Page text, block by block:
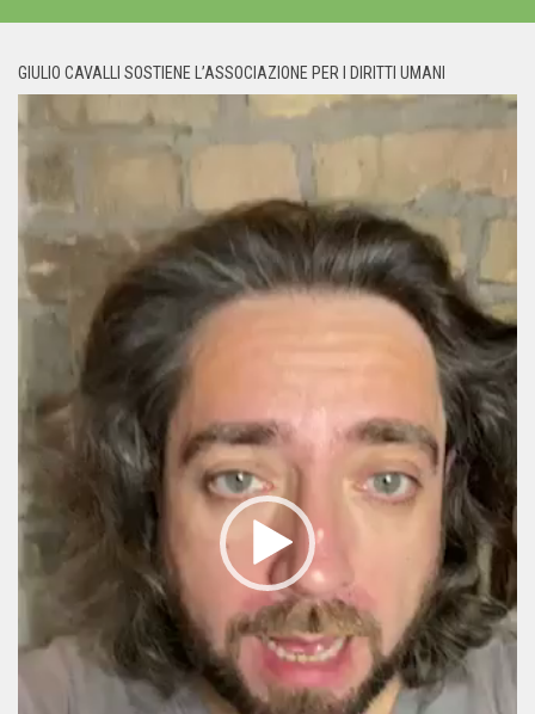
GIULIO CAVALLI SOSTIENE L’ASSOCIAZIONE PER I DIRITTI UMANI
Player